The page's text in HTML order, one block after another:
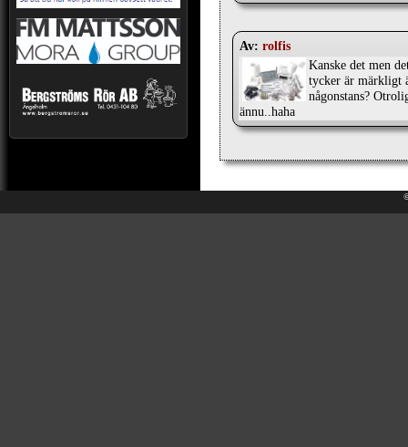
Av: rolfis
Kanske det men
tycker är märkligt
någonstans?
ännu..haha